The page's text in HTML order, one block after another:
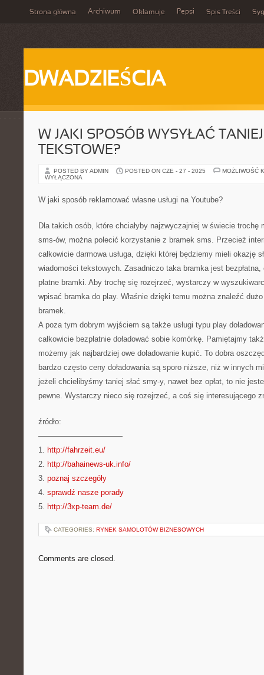
Strona główna Archiwum Okłamuje Pepsi Spis Treści
DWADZIEŚCIA
W JAKI SPOSÓB WYSYŁAĆ
TEKSTOWE?
POSTED BY ADMIN POSTED ON CZE - 27 - 2025
MOŻLIWOŚĆ
WYŁĄCZONA
W jaki sposób reklamować własne usługi na Youtube?
Dla takich osób, które chciałyby najzwyczajniej w świecie trochę
sms-ów, można polecić korzystanie z bramek sms. Przecież
całkowicie darmowa usługa, dzięki której będziemy mieli okazję
wiadomości tekstowych. Zasadniczo taka bramka jest
płatne bramki. Aby trochę się rozejrzeć, wystarczy w
wpisać bramka do play. Właśnie dzięki temu można znaleźć
bramek.
A poza tym dobrym wyjściem są także usługi typu play
całkowicie bezpłatnie doładować sobie komórkę. Pamiętajmy
możemy jak najbardziej owe doładowanie kupić. To dobra
bardzo często ceny doładowania są sporo niższe, niż w innych
jeżeli chcielibyśmy taniej słać smy-y, nawet bez opłat, to nie
pewne. Wystarczy nieco się rozejrzeć, a coś się interesującego
źródło:
———————————
1. http://fahrzeit.eu/
2. http://bahainews-uk.info/
3. poznaj szczegóły
4. sprawdź nasze porady
5. http://3xp-team.de/
CATEGORIES: RYNEK SAMOLOTÓW BIZNESOWYCH
Comments are closed.